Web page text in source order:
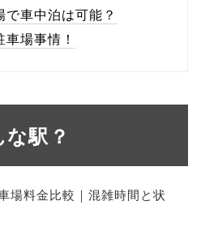
車中泊は可能？
場事情！
駅？